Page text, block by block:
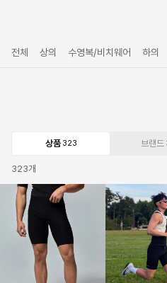
전체 상의 수영복/비치웨어 하의
상품 323 브랜드
323개